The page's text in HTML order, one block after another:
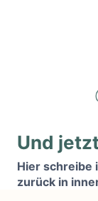
Und
Hier schreibe
zurück in